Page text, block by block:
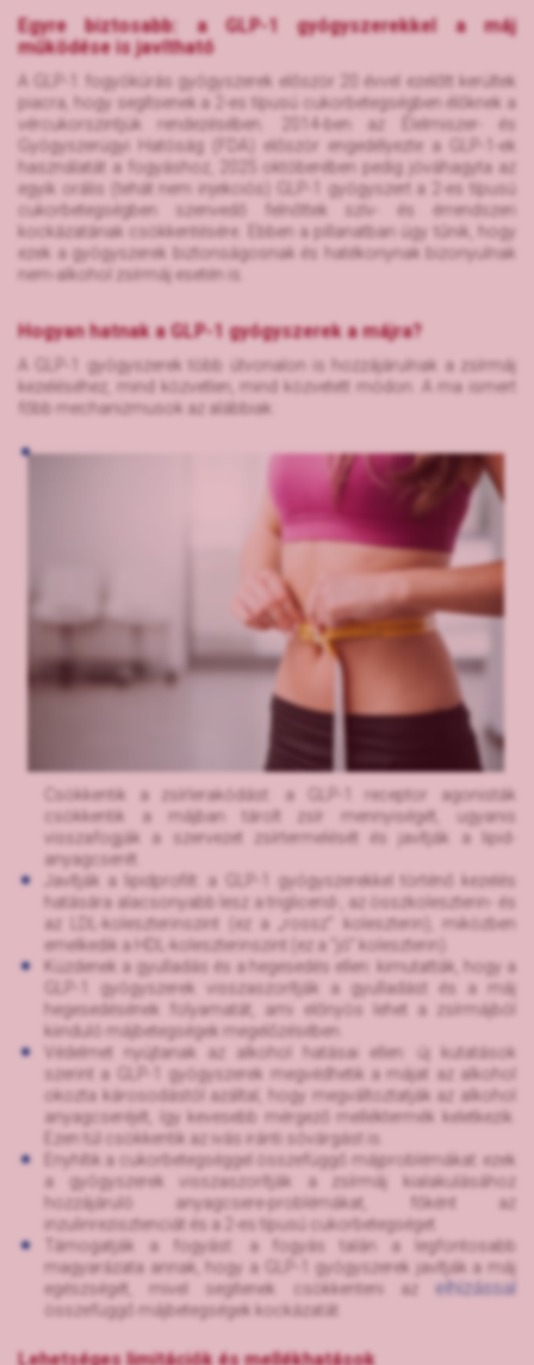
Egyre biztosabb: a GLP-1 gyógyszerekkel a máj
működése is javítható
A GLP-1 fogyókúrás gyógyszerek először 20 évvel ezelőtt kerültek
piacra, hogy segítsenek a 2-es típusú cukorbetegségben élőknek a
vércukorszintjük rendezésében. 2014-ben az Élelmiszer- és
Gyógyszerügyi Hatóság (FDA) először engedélyezte a GLP-1-ek
használatát a fogyáshoz, 2025 októberében pedig jóváhagyta az
egyik orális (tehát nem injekciós) GLP-1 gyógyszert a 2-es típusú
cukorbetegségben szenvedő felnőttek szív- és érrendszeri
kockázatának csökkentésére. Ebben a pillanatban úgy tűnik, hogy
ezek a gyógyszerek biztonságosnak és hatékonynak bizonyulnak
nem-alkohol zsírmáj esetén is.
Hogyan hatnak a GLP-1 gyógyszerek a májra?
A GLP-1 gyógyszerek több útvonalon is hozzájárulnak a zsírmáj
kezeléséhez, mind közvetlen, mind közvetett módon. A ma ismert
főbb mechanizmusok az alábbiak:
Csökkentik a zsírlerakódást: a GLP-1 receptor agonisták
csökkentik a májban tárolt zsír mennyiségét, ugyanis
visszafogják a szervezet zsírtermelését és javítják a lipid-
anyagcserét.
Javítják a lipidprofilt: a GLP-1 gyógyszerekkel történő kezelés
hatására alacsonyabb lesz a triglicerid-, az összkoleszterin- és
az LDL-koleszterinszint (ez a „rossz” koleszterin), miközben
emelkedik a HDL-koleszterinszint (ez a "jó" koleszterin).
Küzdenek a gyulladás és a hegesedés ellen: kimutatták, hogy a
GLP-1 gyógyszerek visszaszorítják a gyulladást és a máj
hegesedésének folyamatát, ami előnyös lehet a zsírmájból
kiinduló májbetegségek megelőzésében.
Védelmet nyújtanak az alkohol hatásai ellen: új kutatások
szerint a GLP-1 gyógyszerek megvédhetik a májat az alkohol
okozta károsodástól azáltal, hogy megváltoztatják az alkohol
anyagcseréjét, így kevesebb mérgező melléktermék keletkezik.
Ezen túl csökkentik az ivás iránti sóvárgást is.
Enyhítik a cukorbetegséggel összefüggő májproblémákat: ezek
a gyógyszerek visszaszorítják a zsírmáj kialakulásához
hozzájáruló anyagcsere-problémákat, főként az
inzulinrezisztenciát és a 2-es típusú cukorbetegséget.
Támogatják a fogyást: a fogyás talán a legfontosabb
magyarázata annak, hogy a GLP-1 gyógyszerek javítják a máj
egészségét, mivel segítenek csökkenteni az elhízással
összefüggő májbetegségek kockázatát.
Lehetséges limitációk és mellékhatások